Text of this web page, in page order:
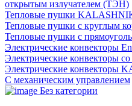
открытым излучателем (ТЭН)
Тепловые пушки
Тепловые пушки с круглым
Тепловые пушки с
Электрические конвекторы
Электрические конвекторы
Электрические конвекторы
С механическим управлением
Без категории